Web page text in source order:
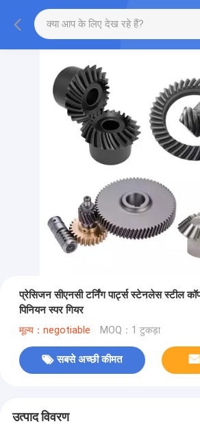
प्रेसिजन सीएनसी टर्निंग पार्ट्स स्टेनलेस स्टील
पिनियन स्पर गियर
मूल्य：negotiable MOQ：1 टुकड़ा
सबसे अच्छी कीमत
उत्पाद विवरण